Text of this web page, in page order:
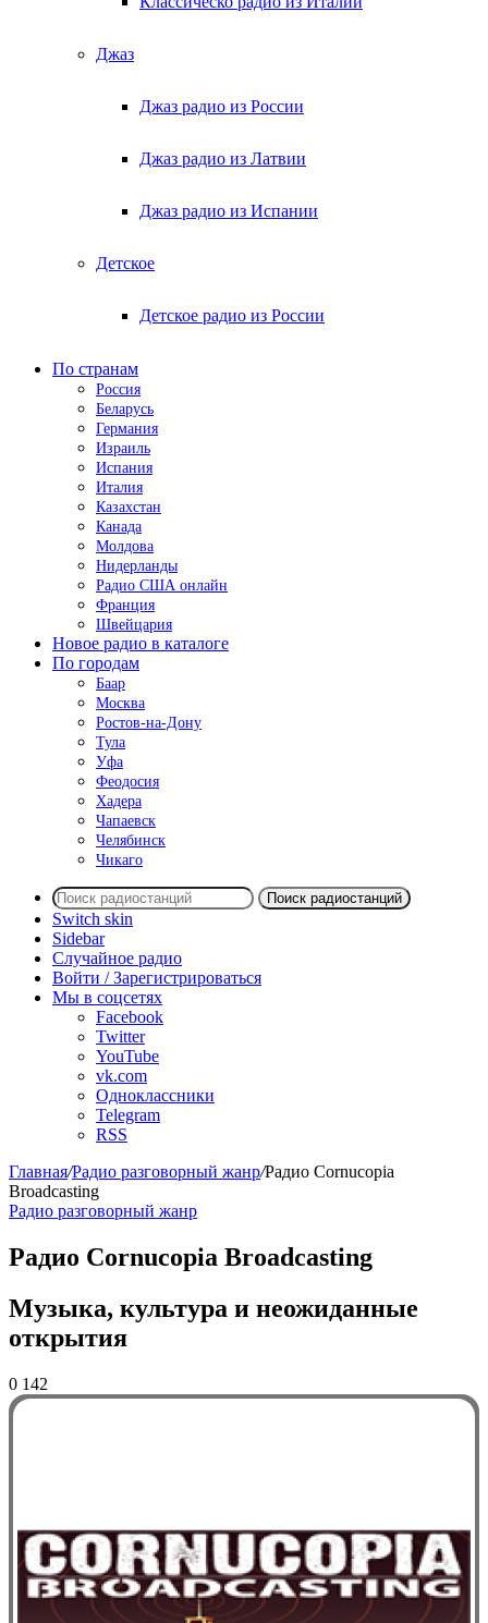
Джаз
Джаз радио из России
Джаз радио из Латвии
Джаз радио из Испании
Детское
Детское радио из России
По странам
Россия
Беларусь
Германия
Израиль
Испания
Италия
Казахстан
Канада
Молдова
Нидерланды
Радио США онлайн
Франция
Швейцария
Новое радио в каталоге
По городам
Баар
Москва
Ростов-на-Дону
Тула
Уфа
Феодосия
Хадера
Чапаевск
Челябинск
Чикаго
Поиск радиостанций
Switch skin
Sidebar
Случайное радио
Войти / Зарегистрироваться
Мы в соцсетях
Facebook
Twitter
YouTube
vk.com
Одноклассники
Telegram
RSS
Главная/Радио разговорный жанр/Радио Cornucopia
Broadcasting
Радио разговорный жанр
Радио Cornucopia Broadcasting
Музыка, культура и неожиданные
открытия
0 142